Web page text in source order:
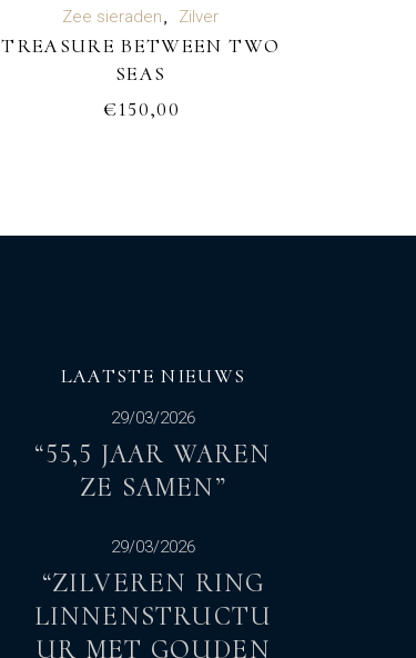
WINKELWAGEN
Zee sieraden
Zilver
TREASURE BETWEEN TWO
SEAS
€150,00
LAATSTE NIEUWS
29/03/2026
“55,5 JAAR WAREN
ZE SAMEN”
29/03/2026
“ZILVEREN RING
LINNENSTRUCTU
UR MET GOUDEN